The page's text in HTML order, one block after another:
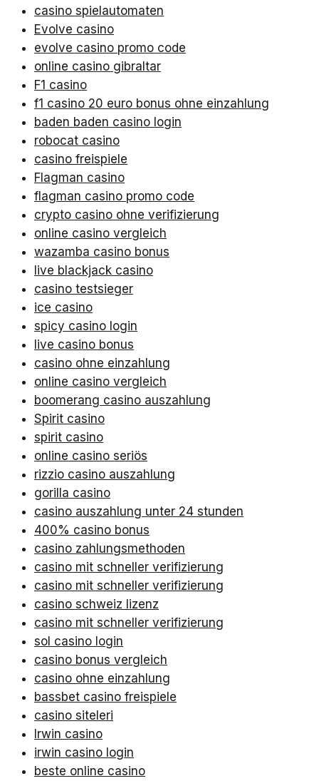
casino spielautomaten
Evolve casino
evolve casino promo code
online casino gibraltar
F1 casino
f1 casino 20 euro bonus ohne einzahlung
baden baden casino login
robocat casino
casino freispiele
Flagman casino
flagman casino promo code
crypto casino ohne verifizierung
online casino vergleich
wazamba casino bonus
live blackjack casino
casino testsieger
ice casino
spicy casino login
live casino bonus
casino ohne einzahlung
online casino vergleich
boomerang casino auszahlung
Spirit casino
spirit casino
online casino seriös
rizzio casino auszahlung
gorilla casino
casino auszahlung unter 24 stunden
400% casino bonus
casino zahlungsmethoden
casino mit schneller verifizierung
casino mit schneller verifizierung
casino schweiz lizenz
casino mit schneller verifizierung
sol casino login
casino bonus vergleich
casino ohne einzahlung
bassbet casino freispiele
casino siteleri
Irwin casino
irwin casino login
beste online casino